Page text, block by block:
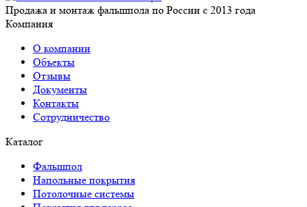
Продажа и монтаж фальшпола по России с 2013 года
Компания
О компании
Объекты
Отзывы
Документы
Контакты
Сотрудничество
Каталог
Фальшпол
Напольные покрытия
Потолочные системы